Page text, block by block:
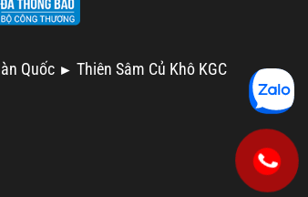
Quốc ► Thiên Sâm Củ Khô KGC